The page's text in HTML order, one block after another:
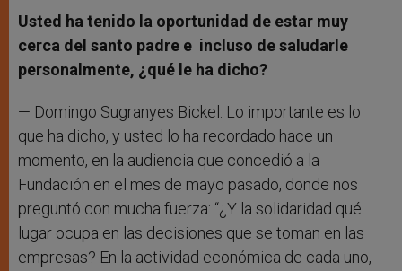
Usted ha tenido la oportunidad de estar muy
cerca del santo padre e incluso de saludarle
personalmente, ¿qué le ha dicho?
— Domingo Sugranyes Bickel: Lo importante es lo
que ha dicho, y usted lo ha recordado hace un
momento, en la audiencia que concedió a la
Fundación en el mes de mayo pasado, donde nos
preguntó con mucha fuerza: “¿Y la solidaridad qué
lugar ocupa en las decisiones que se toman en las
empresas? En la actividad económica de cada uno,